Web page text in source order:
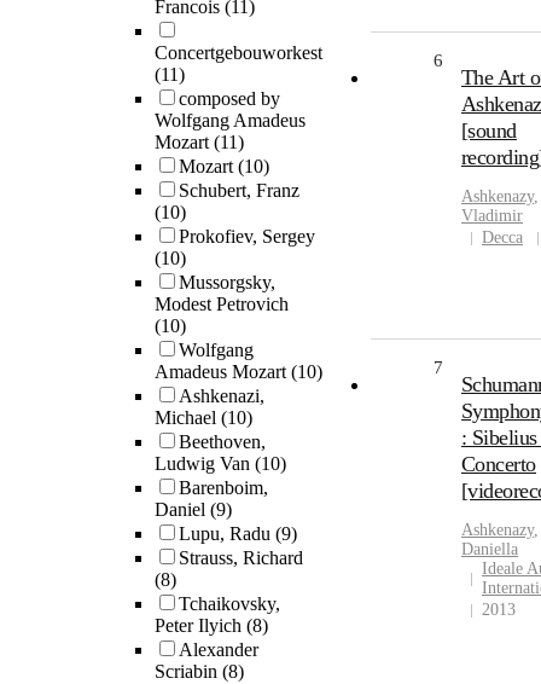
Francois (11)
Concertgebouworkest
(11)
composed by
Wolfgang Amadeus
Mozart(11)
Mozart(10)
Schubert, Franz
(10)
Prokofiev, Sergey
(10)
Mussorgsky,
Modest Petrovich
(10)
Wolfgang
Amadeus Mozart(10)
Ashkenazi,
Michael (10)
Beethoven,
Ludwig Van (10)
Barenboim,
Daniel (9)
Lupu, Radu (9)
Strauss, Richard
(8)
Tchaikovsky,
Peter Ilyich (8)
Alexander
Scriabin (8)
6
The Art
[sound
Ashkenazy,
Vladimir
Decca
7
:
Concerto
Ashkenazy,
Daniella
Ideale
2013